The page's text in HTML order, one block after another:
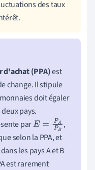
des taux
d'achat (PPA)est
change. Il stipule
doit égaler
pays.
parE= PA PB ,
selon la PPA, et
les pays A et B
est rarement